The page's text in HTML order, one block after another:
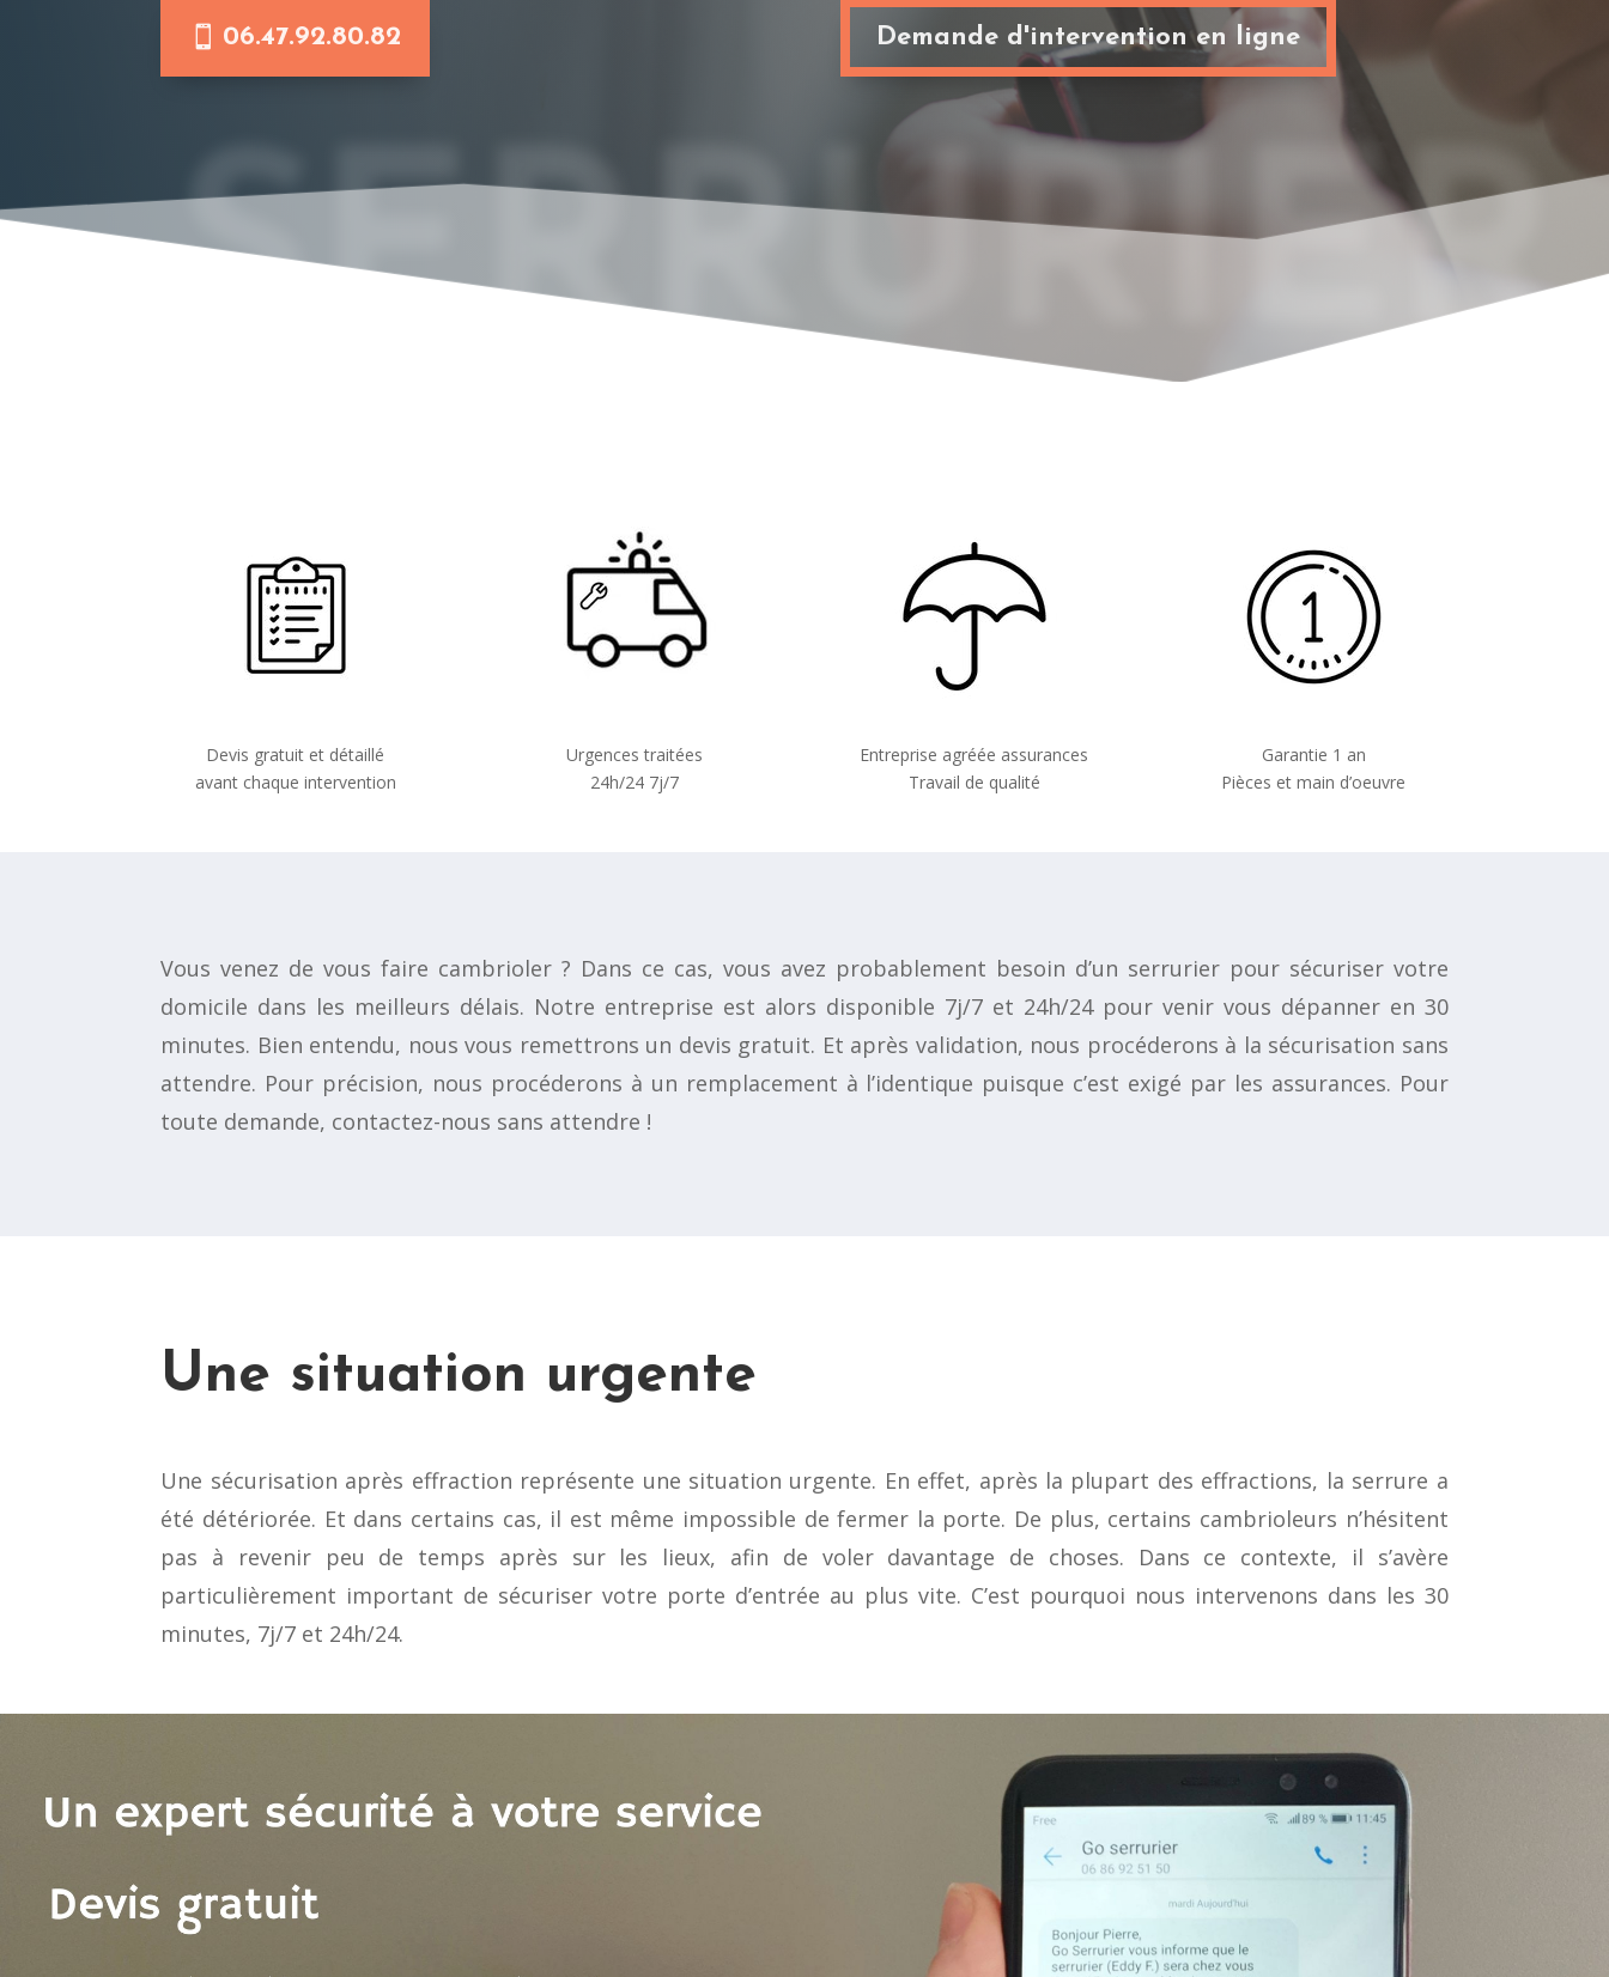
06.47.92.80.82 Demande d'intervention en ligne
SERRURIER
Devis gratuit et détaillé
avant chaque intervention
Urgences traitées
24h/24 7j/7
Entreprise agréée assurances
Travail de qualité
Garantie 1 an
Pièces et main d’oeuvre
Vous venez de vous faire cambrioler ? Dans ce cas, vous avez probablement besoin d’un serrurier pour sécuriser votre
domicile dans les meilleurs délais. Notre entreprise est alors disponible 7j/7 et 24h/24 pour venir vous dépanner en 30
minutes. Bien entendu, nous vous remettrons un devis gratuit. Et après validation, nous procéderons à la sécurisation sans
attendre. Pour précision, nous procéderons à un remplacement à l’identique puisque c’est exigé par les assurances. Pour
toute demande, contactez-nous sans attendre !
Une situation urgente
Une sécurisation après effraction représente une situation urgente. En effet, après la plupart des effractions, la serrure a
été détériorée. Et dans certains cas, il est même impossible de fermer la porte. De plus, certains cambrioleurs n’hésitent
pas à revenir peu de temps après sur les lieux, afin de voler davantage de choses. Dans ce contexte, il s’avère
particulièrement important de sécuriser votre porte d’entrée au plus vite. C’est pourquoi nous intervenons dans les 30
minutes, 7j/7 et 24h/24.